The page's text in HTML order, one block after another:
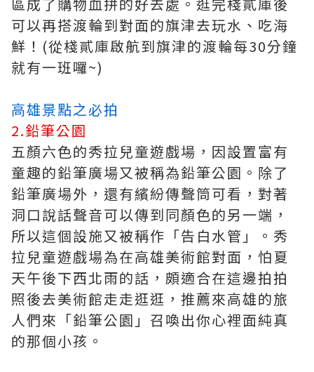
可以再搭渡輪到對面的旗津去玩水、吃海
鮮！(從棧貳庫啟航到旗津的渡輪每30分鐘
就有一班囉~)
高雄景點之必拍
2.鉛筆公園
五顏六色的秀拉兒童遊戲場，因設置富有
童趣的鉛筆廣場又被稱為鉛筆公園。除了
鉛筆廣場外，還有繽紛傳聲筒可看，對著
洞口說話聲音可以傳到同顏色的另一端，
所以這個設施又被稱作「告白水管」。秀
拉兒童遊戲場為在高雄美術館對面，怕夏
天午後下西北雨的話，頗適合在這邊拍拍
照後去美術館走走逛逛，推薦來高雄的旅
人們來「鉛筆公園」召喚出你心裡面純真
的那個小孩。